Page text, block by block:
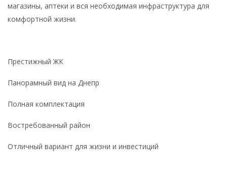
магазины, аптеки и вся необходимая инфраструктура для
комфортной жизни.
Престижный ЖК
Панорамный вид на Днепр
Полная комплектация
Востребованный район
Отличный вариант для жизни и инвестиций